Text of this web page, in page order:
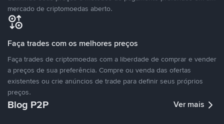
mercado de criptomoedas aberto.
Faça trades com os melhores preços
Faça trades de criptomoedas com a liberdade de comprar e vender
a preços de sua preferência. Compre ou venda das ofertas
existentes ou crie anúncios de trade para definir seus próprios
preços.
Blog P2P Ver mais